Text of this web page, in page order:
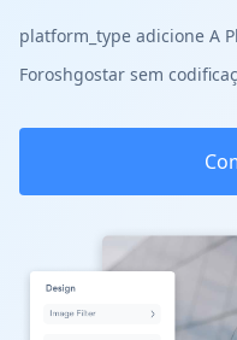
platform_type adicione A
Foroshgostar sem